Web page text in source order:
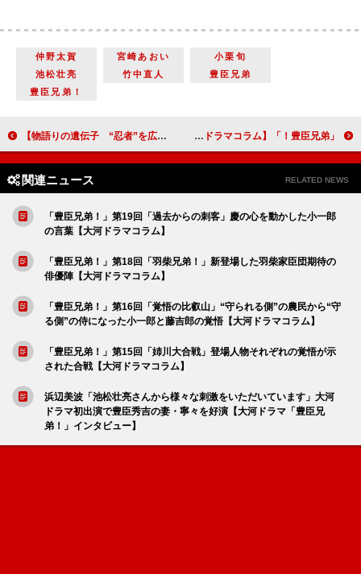
仲野太賀 宮崎あおい
小栗旬
池松壮亮
竹中直人
豊臣兄弟
豊臣兄弟！
【物語りの遺伝子 “忍者”を広めた講談・玉田家ストーリー】（14）梅は飛び 「豊臣兄弟！」第21回「風雲！竹田城」小一郎を際立たせる２人の軍師の知恵比べ【大河ドラマコラム】
関連ニュース RELATED NEWS
「豊臣兄弟！」第19回「過去からの刺客」慶の心を動かした小一郎
の言葉【大河ドラマコラム】
「豊臣兄弟！」第18回「羽柴兄弟！」新登場した羽柴家臣団期待の
俳優陣【大河ドラマコラム】
「豊臣兄弟！」第16回「覚悟の比叡山」“守られる側”の農民から“守
る側”の侍になった小一郎と藤吉郎の覚悟【大河ドラマコラム】
「豊臣兄弟！」第15回「姉川大合戦」登場人物それぞれの覚悟が示
された合戦【大河ドラマコラム】
浜辺美波「池松壮亮さんから様々な刺激をいただいています」大河
ドラマ初出演で豊臣秀吉の妻・寧々を好演【大河ドラマ「豊臣兄
弟！」インタビュー】